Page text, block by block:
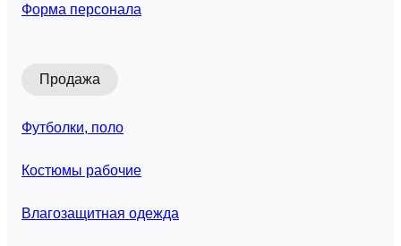
Форма персонала
Продажа
Футболки, поло
Костюмы рабочие
Влагозащитная одежда